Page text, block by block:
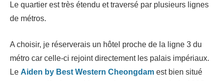
Le quartier est très étendu et traversé par plusieurs lignes
de métros.
A choisir, je réserverais un hôtel proche de la ligne 3 du
métro car celle-ci rejoint directement les palais impériaux.
Le Aiden by Best Western Cheongdam est bien situé